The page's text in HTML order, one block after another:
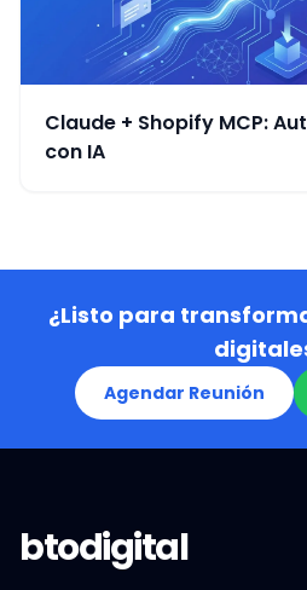
Claude + Shopify MCP:
con IA
¿Listo para
Agendar Reunión
btodigital